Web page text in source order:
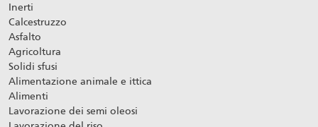
Inerti
Calcestruzzo
Asfalto
Agricoltura
Solidi sfusi
Alimentazione animale e ittica
Alimenti
Lavorazione dei semi oleosi